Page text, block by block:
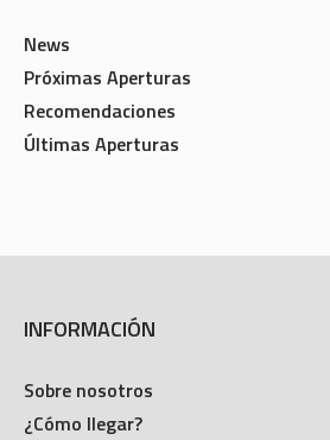
News
Próximas Aperturas
Recomendaciones
Últimas Aperturas
INFORMACIÓN
Sobre nosotros
¿Cómo llegar?